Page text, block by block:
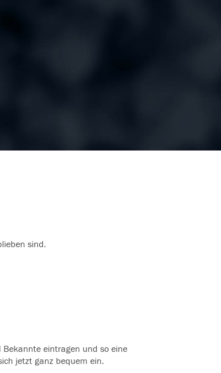
sind.
eintragen und so eine
jetzt ganz bequem ein.